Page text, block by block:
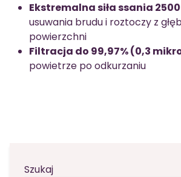
Ekstremalna siła ssania
usuwania brudu i roztoczy z
powierzchni
Filtracja do 99,97% (0,3
powietrze po odkurzaniu
Szukaj